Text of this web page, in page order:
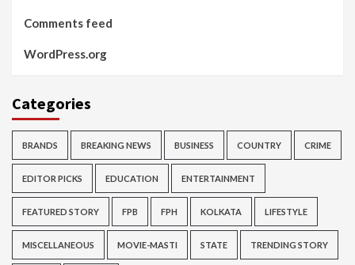
Comments feed
WordPress.org
Categories
BRANDS BREAKING NEWS BUSINESS COUNTRY CRIME
EDITOR PICKS EDUCATION ENTERTAINMENT
FEATURED STORY FPB FPH KOLKATA LIFESTYLE
MISCELLANEOUS MOVIE-MASTI STATE TRENDING STORY